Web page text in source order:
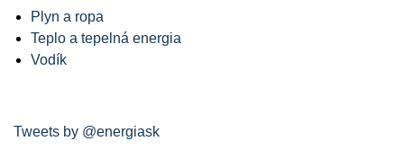
Plyn a ropa
Teplo a tepelná energia
Vodík
Tweets by @energiask